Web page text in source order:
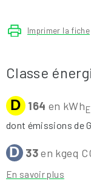
Imprimer la fiche
Classe
D 164 en kWh
dont émissions de
D 33en kgeq
En savoir plus